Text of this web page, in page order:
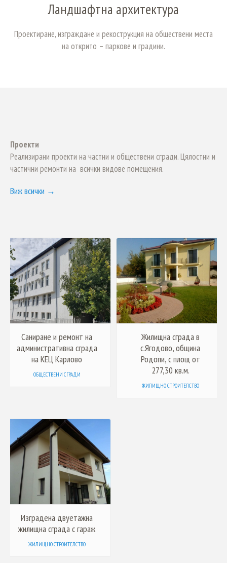
Ландшафтна архитектура
Проектиране, изграждане и рекострукция на обществени места
на открито – паркове и градини.
Проекти
Реализирани проекти на частни и обществени сгради. Цялостни и
частични ремонти на всички видове помещения.
Виж всички →
Саниране и ремонт на
административна сграда
на КЕЦ Карлово
ОБЩЕСТВЕНИ СГРАДИ
Жилищна сграда в
с.Ягодово, община
Родопи, с площ от
277,30 кв.м.
ЖИЛИЩНО СТРОИТЕЛСТВО
Изградена двуетажна
жилищна сграда с гараж
ЖИЛИЩНО СТРОИТЕЛСТВО